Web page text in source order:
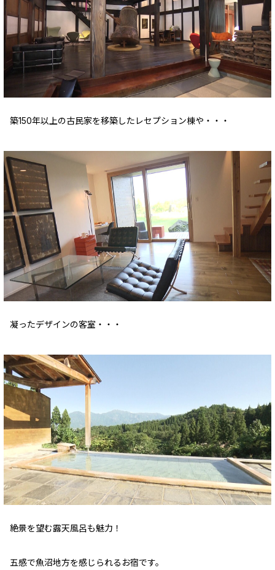
築150年以上の古民家を移築したレセプション棟や・・・
凝ったデザインの客室・・・
絶景を望む露天風呂も魅力！
五感で魚沼地方を感じられるお宿です。